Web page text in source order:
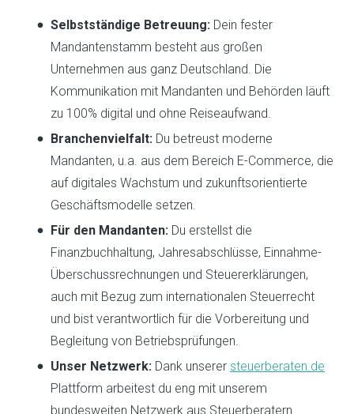
Selbstständige Betreuung: Dein fester
Mandantenstamm besteht aus großen
Unternehmen aus ganz Deutschland. Die
Kommunikation mit Mandanten und Behörden läuft
zu 100% digital und ohne Reiseaufwand.
Branchenvielfalt: Du betreust moderne
Mandanten, u.a. aus dem Bereich E-Commerce, die
auf digitales Wachstum und zukunftsorientierte
Geschäftsmodelle setzen.
Für den Mandanten: Du erstellst die
Finanzbuchhaltung, Jahresabschlüsse, Einnahme-
Überschussrechnungen und Steuererklärungen,
auch mit Bezug zum internationalen Steuerrecht
und bist verantwortlich für die Vorbereitung und
Begleitung von Betriebsprüfungen.
Unser Netzwerk: Dank unserer steuerberaten.de
Plattform arbeitest du eng mit unserem
bundesweiten Netzwerk aus Steuerberatern